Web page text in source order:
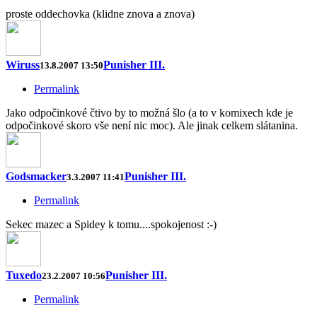
proste oddechovka (klidne znova a znova)
Wiruss13.8.2007 13:50Punisher III.
Permalink
Jako odpočinkové čtivo by to možná šlo (a to v komixech kde je
odpočinkové skoro vše není nic moc). Ale jinak celkem slátanina.
Godsmacker3.3.2007 11:41Punisher III.
Permalink
Sekec mazec a Spidey k tomu....spokojenost :-)
Tuxedo23.2.2007 10:56Punisher III.
Permalink